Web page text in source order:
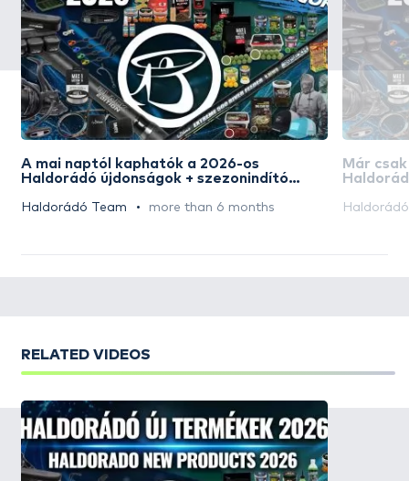
A mai naptól kaphatók a 2026-os
Haldorádó újdonságok + szezonindító
Haldorádó Team more than 6 months
Már
RELATED VIDEOS